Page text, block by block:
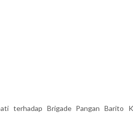
terhadap Brigade Pangan Barito